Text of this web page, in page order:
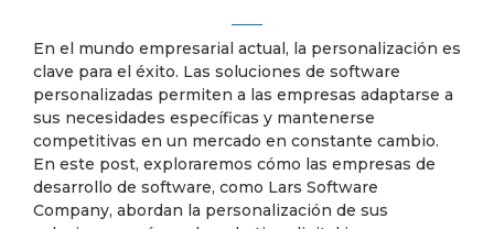
En el mundo empresarial actual, la personalización es
clave para el éxito. Las soluciones de software
personalizadas permiten a las empresas adaptarse a
sus necesidades específicas y mantenerse
competitivas en un mercado en constante cambio.
En este post, exploraremos cómo las empresas de
desarrollo de software, como Lars Software
Company, abordan la personalización de sus